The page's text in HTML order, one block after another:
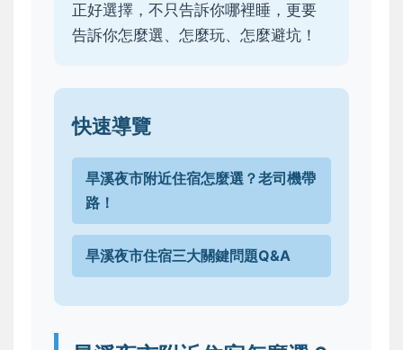
正好選擇，不只告訴你哪裡睡，更要
告訴你怎麼選、怎麼玩、怎麼避坑！
快速導覽
旱溪夜市附近住宿怎麼選？老司機帶
路！
旱溪夜市住宿三大關鍵問題Q&A